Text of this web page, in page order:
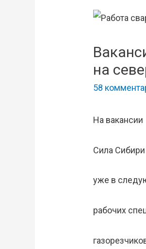
на
58
На вакансии
Сила Сибири
уже в
рабочих